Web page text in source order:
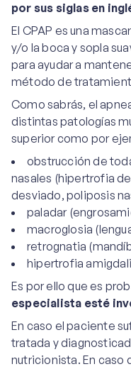
por sus siglas en
El CPAP es una
y/o la boca y sopla
para ayudar a
método de
Como sabrás, el
distintas patologías
superior como por
obstrucción de
nasales (hipertrofia
desviado, poliposis
paladar
macroglosia
retrognatia
hipertrofia
Es por ello que es
especialista esté
En caso el paciente
tratada y
nutricionista. En caso